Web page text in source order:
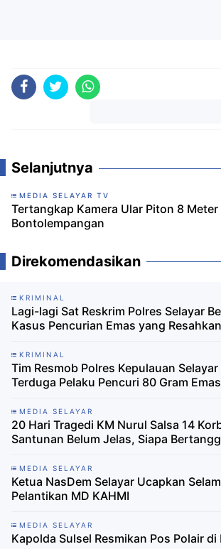
Selanjutnya
MEDIA SELAYAR TV
Tertangkap Kamera Ular Piton 8 Meter
Bontolempangan
Direkomendasikan
KRIMINAL
Lagi-lagi Sat Reskrim Polres Selayar
Kasus Pencurian Emas yang
KRIMINAL
Tim Resmob Polres Kepulauan
Terduga Pelaku Pencuri 80 Gram Emas
MEDIA SELAYAR
20 Hari Tragedi KM Nurul Salsa 14
Santunan Belum Jelas, Siapa
MEDIA SELAYAR
Ketua NasDem Selayar Ucapkan
Pelantikan MD KAHMI
MEDIA SELAYAR
Kapolda Sulsel Resmikan Pos Polair